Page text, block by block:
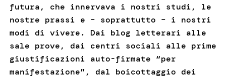
futura, che innervava i nostri studi, le
nostre prassi e – soprattutto – i nostri
modi di vivere. Dai blog letterari alle
sale prove, dai centri sociali alle prime
giustificazioni auto-firmate “per
manifestazione”, dal boicottaggio dei